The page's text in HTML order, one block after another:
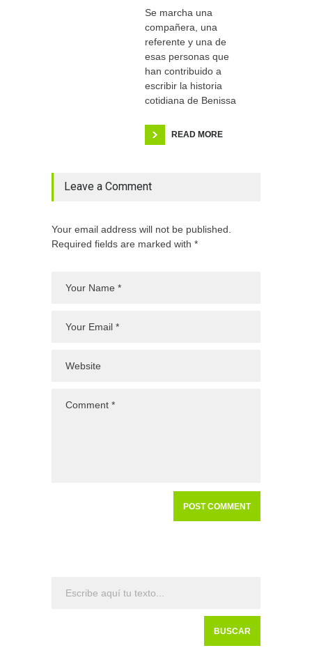
Se marcha una
compañera, una
referente y una de
esas personas que
han contribuido a
escribir la historia
cotidiana de Benissa
READ MORE
Leave a Comment
Your email address will not be published.
Required fields are marked with *